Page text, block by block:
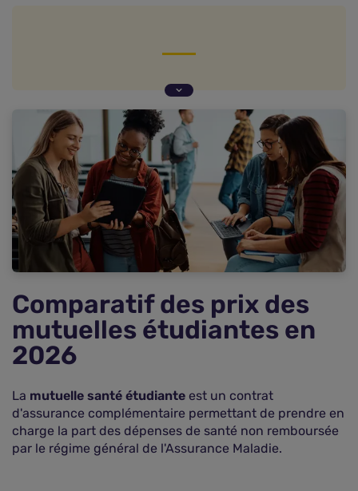
Pourquoi souscrire une complémentaire santé ?
Analyse du reste à charge
La complémentaire santé est-elle obligatoire
pour les étudiants ?
Comment s'affilier à l'Assurance Maladie ?
Comment gérer sa couverture selon sa situation
?
Quelles sont les aides financières disponibles ?
garanties et optimiser son budget ?
Foire aux questions sur la mutuelle étudiante
Comparatif des prix des
mutuelles étudiantes en
2026
La mutuelle santé étudiante est un contrat
d'assurance complémentaire permettant de prendre en
charge la part des dépenses de santé non remboursée
par le régime général de l'Assurance Maladie.